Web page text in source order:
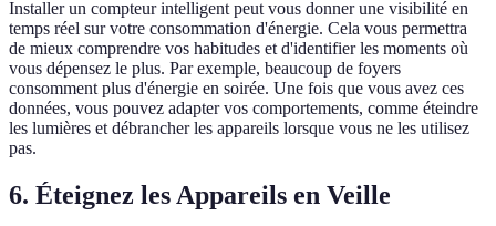
Installer un compteur intelligent peut vous donner une visibilité en
temps réel sur votre consommation d'énergie. Cela vous permettra
de mieux comprendre vos habitudes et d'identifier les moments où
vous dépensez le plus. Par exemple, beaucoup de foyers
consomment plus d'énergie en soirée. Une fois que vous avez ces
données, vous pouvez adapter vos comportements, comme éteindre
les lumières et débrancher les appareils lorsque vous ne les utilisez
pas.
6. Éteignez les Appareils en Veille